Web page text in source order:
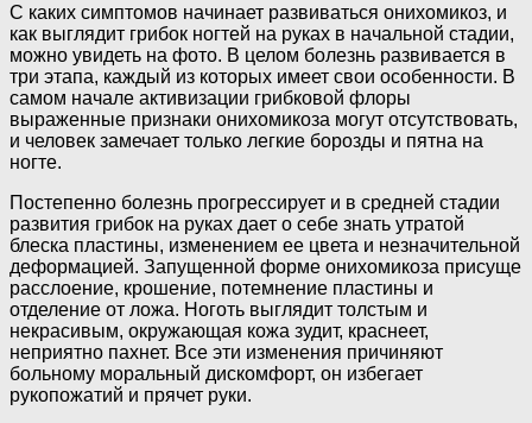
С каких симптомов начинает развиваться онихомикоз, и
как выглядит грибок ногтей на руках в начальной стадии,
можно увидеть на фото. В целом болезнь развивается в
три этапа, каждый из которых имеет свои особенности. В
самом начале активизации грибковой флоры
выраженные признаки онихомикоза могут отсутствовать,
и человек замечает только легкие борозды и пятна на
ногте.
Постепенно болезнь прогрессирует и в средней стадии
развития грибок на руках дает о себе знать утратой
блеска пластины, изменением ее цвета и незначительной
деформацией. Запущенной форме онихомикоза присуще
расслоение, крошение, потемнение пластины и
отделение от ложа. Ноготь выглядит толстым и
некрасивым, окружающая кожа зудит, краснеет,
неприятно пахнет. Все эти изменения причиняют
больному моральный дискомфорт, он избегает
рукопожатий и прячет руки.